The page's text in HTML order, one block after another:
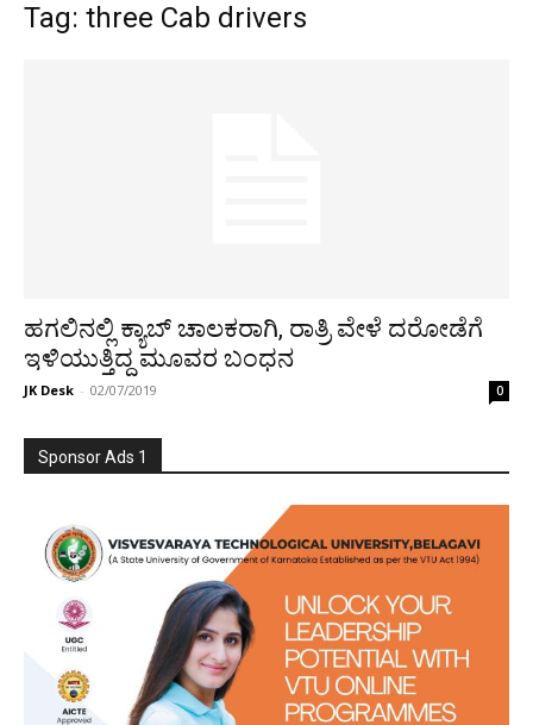
Tag: three Cab drivers
ಹಗಲಿನಲ್ಲಿ ಕ್ಯಾಬ್ ಚಾಲಕರಾಗಿ, ರಾತ್ರಿ ವೇಳೆ ದರೋಡೆಗೆ
ಇಳಿಯುತ್ತಿದ್ದ ಮೂವರ ಬಂಧನ
JK Desk - 02/07/2019 0
Sponsor Ads 1